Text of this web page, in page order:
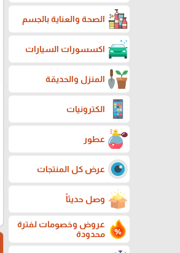
الصحة والعناية بالجسم
اكسسورات السيارات
المنزل والحديقة
الكترونيات
عطور
عرض كل المنتجات
وصل حديثاً
عروض وخصومات لفترة
محدودة